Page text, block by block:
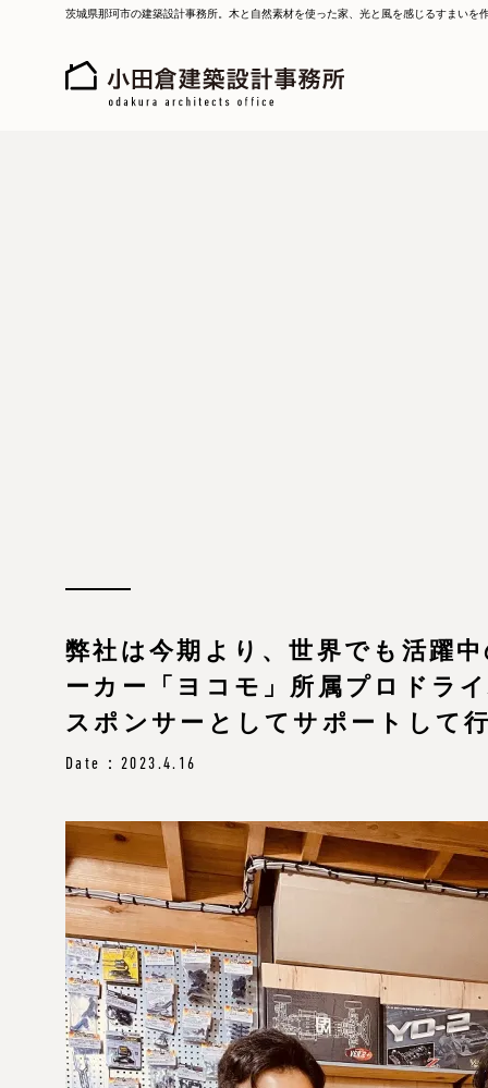
茨城県那珂市の建築設計事務所。木と自然素材を使った家、光と風を感じるすまいを
弊社は今期より、世界でも活躍
ーカー「ヨコモ」所属プロドラ
スポンサーとしてサポートして
Date：2023.4.16